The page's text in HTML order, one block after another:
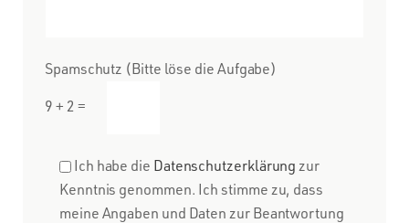
Spamschutz (Bitte löse die Aufgabe)
9 + 2 =
Ich habe die Datenschutzerklärung zur
Kenntnis genommen. Ich stimme zu, dass
meine Angaben und Daten zur Beantwortung